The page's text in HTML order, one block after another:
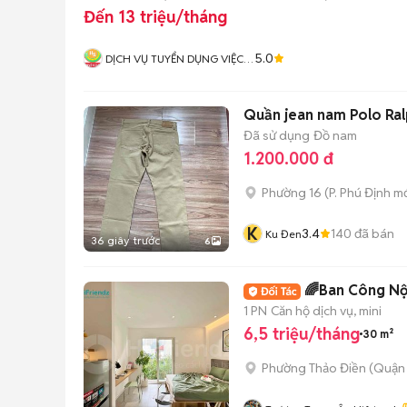
Đến 13 triệu/tháng
DỊCH VỤ TUYỂN DỤNG VIỆC
5.0
36 giây trước 6
Quần jean nam Polo
Đã sử dụng Đồ nam
1.200.000 đ
Phường 16 (P. Phú Định
K Ku Đen3.4 140 đã bán
🌈Ban Công
1 PN Căn hộ dịch vụ, mini
6,5 triệu/tháng 30 m²
Phường Thảo Điền